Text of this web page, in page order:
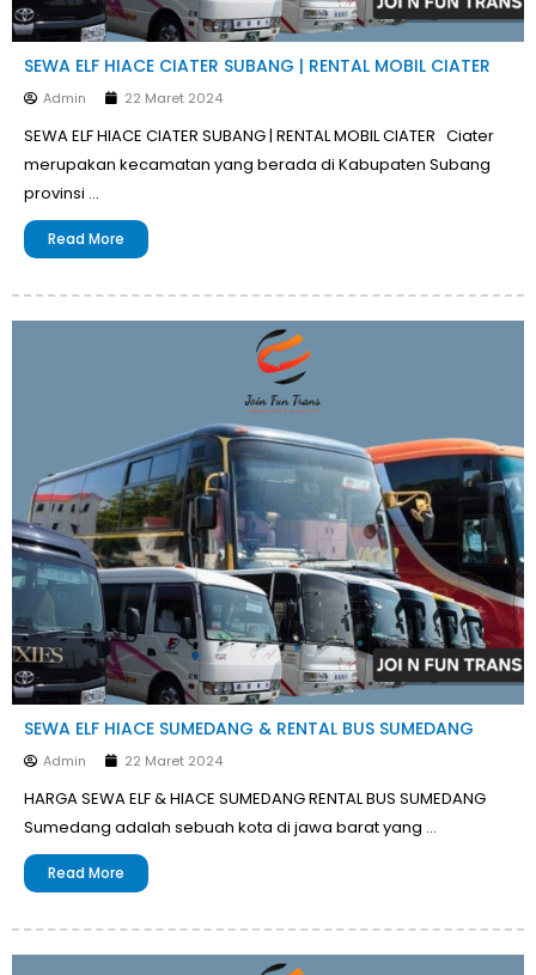
SEWA ELF HIACE CIATER SUBANG | RENTAL MOBIL CIATER
Admin 22 Maret 2024
SEWA ELF HIACE CIATER SUBANG | RENTAL MOBIL CIATER Ciater
merupakan kecamatan yang berada di Kabupaten Subang
provinsi …
Read More
SEWA ELF HIACE SUMEDANG & RENTAL BUS SUMEDANG
Admin 22 Maret 2024
HARGA SEWA ELF & HIACE SUMEDANG RENTAL BUS SUMEDANG
Sumedang adalah sebuah kota di jawa barat yang …
Read More